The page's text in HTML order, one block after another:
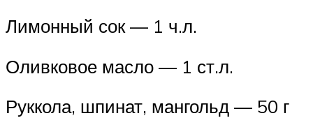
Лимонный сок — 1 ч.л.
Оливковое масло — 1 ст.л.
Руккола, шпинат, мангольд — 50 г